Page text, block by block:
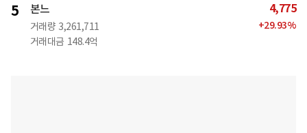
5 본느
거래량 3,261,711
거래대금 148.4억
4,775
+29.93%